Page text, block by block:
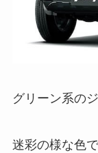
グリーン系の
迷彩の様な色